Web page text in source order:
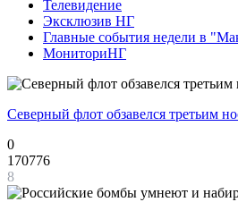
Телевидение
Эксклюзив НГ
Главные события недели в
МониториНГ
Северный флот обзавелся третьим
0
170776
8